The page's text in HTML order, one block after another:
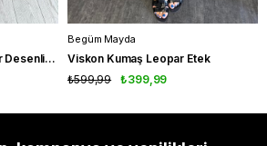
Asimetrik Kesim , Leopar Desenli , Pamuk Saten Etek
Begüm Mayda
Viskon Kumaş Leopar Etek
₺399,99
₺599,99